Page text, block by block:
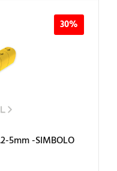
30%
5mm -SIMBOLO